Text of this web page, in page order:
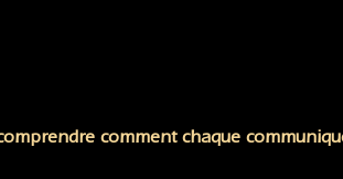
comment chaque